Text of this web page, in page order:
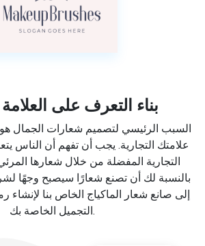
بناء التعرف على العلامة
السبب الرئيسي لتصميم شعارات الجمال
علامتك التجارية. يجب أن تفهم أن الناس
التجارية المفضلة من خلال شعارها
بالنسبة لك أن تصنع شعارًا سيصبح وجهًا
إلى صانع شعار الماكياج الخاص بنا لإنشاء
التجميل الخاصة بك.